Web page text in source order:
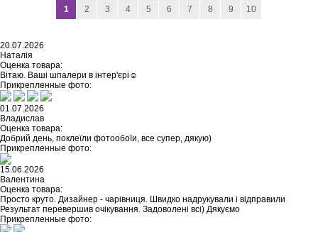
1 2 3 4 5 6 7 8 9 10
20.07.2026
Наталія
Оценка товара:
Вітаю. Ваші шпалери в інтер'єрі☺️
Прикрепленные фото:
01.07.2026
Владислав
Оценка товара:
Добрий день, поклеїли фотообоїи, все супер, дякую)
Прикрепленные фото:
15.06.2026
Валентина
Оценка товара:
Просто круто. Дизайнер - чарівниця. Швидко надрукували і відправили
Результат перевершив очікування. Задоволені всі) Дякуємо
Прикрепленные фото: